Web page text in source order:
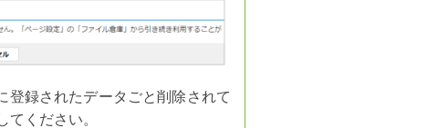
録されたデータごと削除されて
てください。